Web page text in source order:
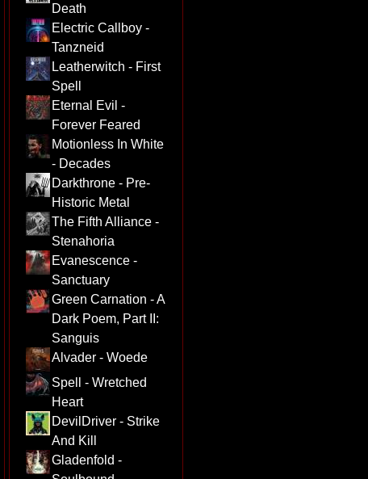
Death
Electric Callboy -
Tanzneid
Leatherwitch - First
Spell
Eternal Evil -
Forever Feared
Motionless In White
- Decades
Darkthrone - Pre-
Historic Metal
The Fifth Alliance -
Stenahoria
Evanescence -
Sanctuary
Green Carnation - A
Dark Poem, Part II:
Sanguis
Alvader - Woede
Spell - Wretched
Heart
DevilDriver - Strike
And Kill
Gladenfold -